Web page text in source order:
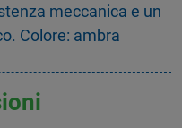
meccanica e un
Colore: ambra